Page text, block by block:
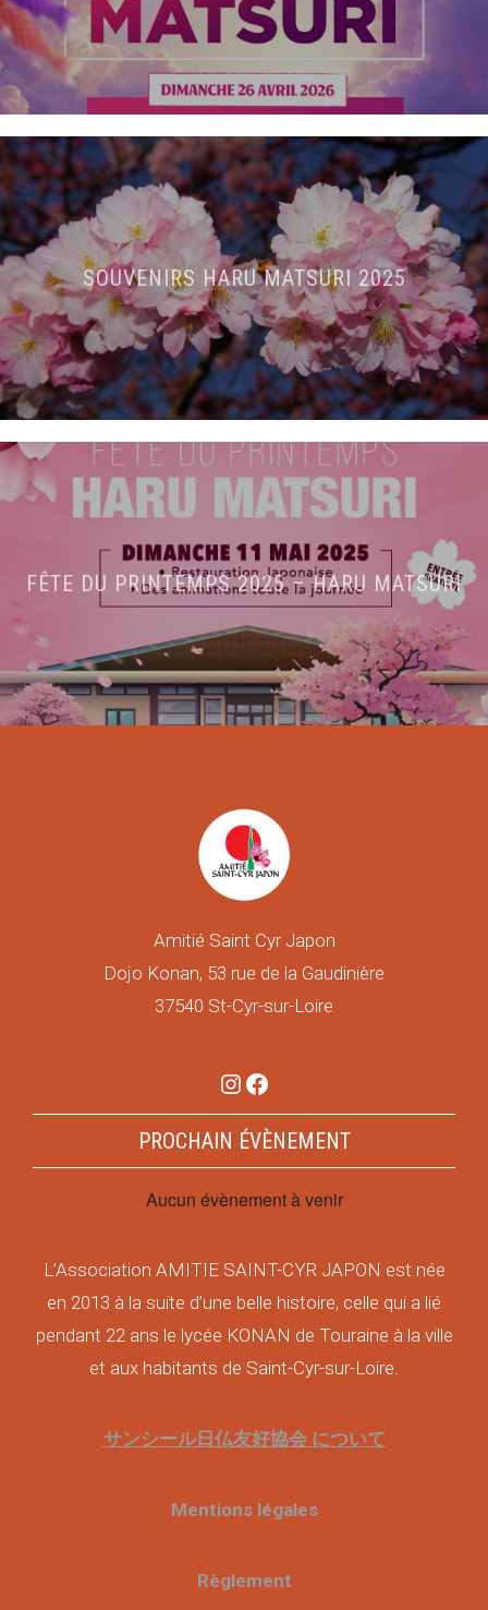
SOUVENIRS HARU MATSURI 2025
FÊTE DU PRINTEMPS 2025 – HARU MATSURI
Amitié Saint Cyr Japon
Dojo Konan, 53 rue de la Gaudinière
37540 St-Cyr-sur-Loire
InstagramFacebook
L’Association AMITIE SAINT-CYR JAPON est née
en 2013 à la suite d’une belle histoire, celle qui a lié
pendant 22 ans le lycée KONAN de Touraine à la ville
et aux habitants de Saint-Cyr-sur-Loire.
サンシール日仏友好協会 について
Mentions légales
Règlement
PROCHAIN ÉVÈNEMENT
Aucun évènement à venir